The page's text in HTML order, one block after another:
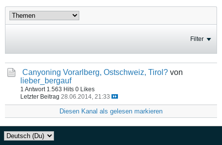
Filter
Canyoning Vorarlberg, Ostschweiz, Tirol? von
lieber_bergauf
1 Antwort 1.563 Hits 0 Likes
Letzter Beitrag 28.06.2014, 21:33
Diesen Kanal als gelesen markieren